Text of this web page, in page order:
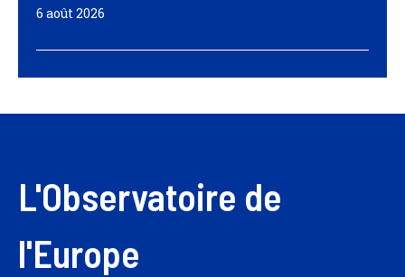
6 août 2026
L'Observatoire de
l'Europe